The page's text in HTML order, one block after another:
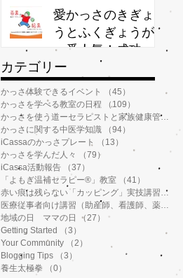
か？
愛かっさのきぎょ
うとふくぎょうが
一番人気！成功率
が高いわけ
​カテゴリー
かっさ体験できるイベント （45）
45件の記事
かっさを学べる教室の日程
（109）
かっさを使う道ーセラピストと家族健康管理
かっさに関する中医学知識
（94）
iCassaのかっさプレート
（13）
かっさを学んだ人々
（79）
79件の記事
iCassa活動報告
（37）
「よもぎ温補セラピー®️」教室
（41）
赤い痕は残らない「カッピング」実技講習（6）
地域の日 ママの日
（27）
27件の記事
Getting Started
（3）
Your Community
（2）
Blogging Tips
（3）
養生太極拳
（0）